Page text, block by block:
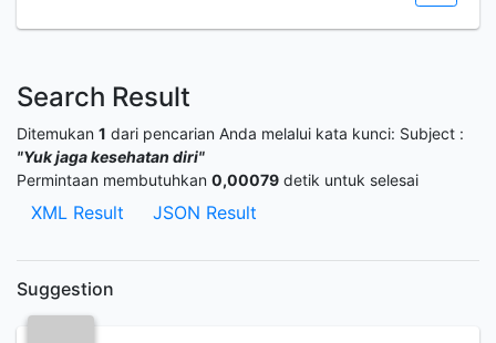
Search Result
Ditemukan 1 dari pencarian Anda melalui kata kunci: Subject :
"Yuk jaga kesehatan diri"
Permintaan membutuhkan 0,00079 detik untuk selesai
XML Result JSON Result
Suggestion